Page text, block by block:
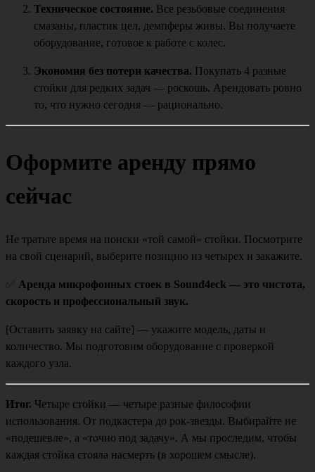
Техническое состояние. Все резьбовые соединения
смазаны, пластик цел, демпферы живы. Вы получаете
оборудование, готовое к работе с колес.
Экономия без потери качества. Покупать 4 разные
стойки для редких задач — роскошь. Арендовать ровно
то, что нужно сегодня — рационально.
Оформите аренду прямо
сейчас
Не тратьте время на поиски «той самой» стойки. Посмотрите
на свой сценарий, выберите позицию из четырех и закажите.
✅ Аренда микрофонных стоек в Sound4eck — это чистота,
скорость и профессиональный звук.
[Оставить заявку на сайте] — укажите модель, даты и
количество. Мы подготовим оборудование с проверкой
каждого узла.
Итог. Четыре стойки — четыре разные философии
использования. От подкастера до рок-звезды. Выбирайте не
«подешевле», а «точно под задачу». А мы проследим, чтобы
каждая стойка стояла насмерть (в хорошем смысле).